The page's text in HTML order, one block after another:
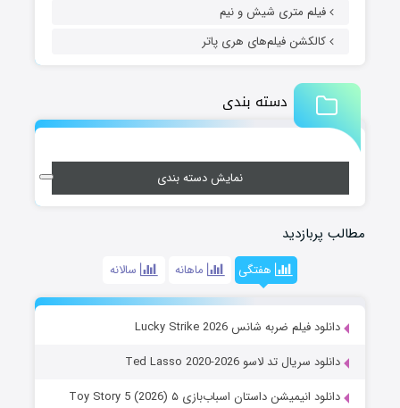
فیلم متری شیش و نیم
کالکشن فیلم‌های هری پاتر
دسته بندی
نمایش دسته بندی
مطالب پربازدید
هفتگی ماهانه سالانه
دانلود فیلم ضربه شانس Lucky Strike 2026
دانلود سریال تد لاسو Ted Lasso 2020-2026
دانلود انیمیشن داستان اسباب‌بازی ۵ Toy Story 5 (2026)